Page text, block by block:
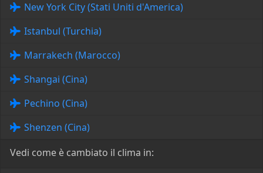
New York City (Stati Uniti d'America)
Istanbul (Turchia)
Marrakech (Marocco)
Shangai (Cina)
Pechino (Cina)
Shenzen (Cina)
Vedi come è cambiato il clima in: